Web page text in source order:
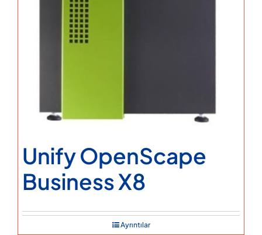
Unify OpenScape
Business X8
Ayrıntılar